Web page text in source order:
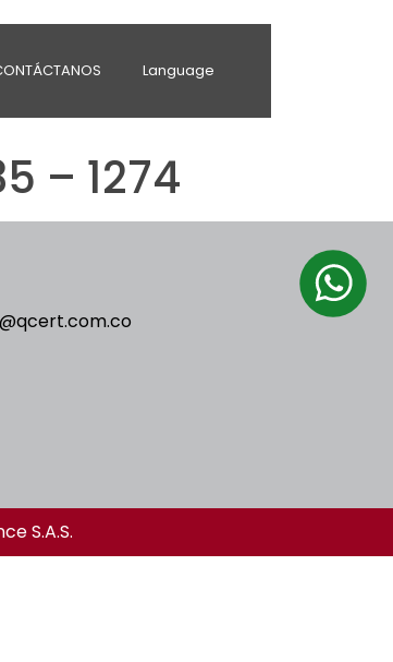
Language
– 1274
S.A.S.